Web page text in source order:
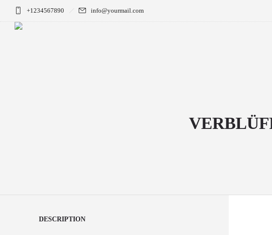
+1234567890 info@yourmail.com
DESCRIPTION